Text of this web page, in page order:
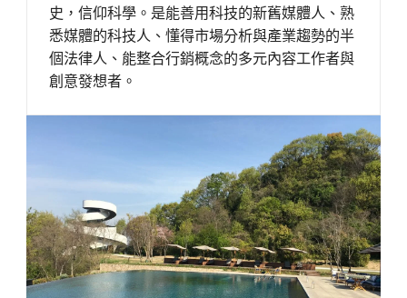
史，信仰科學。是能善用科技的新舊媒體人、熟
悉媒體的科技人、懂得市場分析與產業趨勢的半
個法律人、能整合行銷概念的多元內容工作者與
創意發想者。